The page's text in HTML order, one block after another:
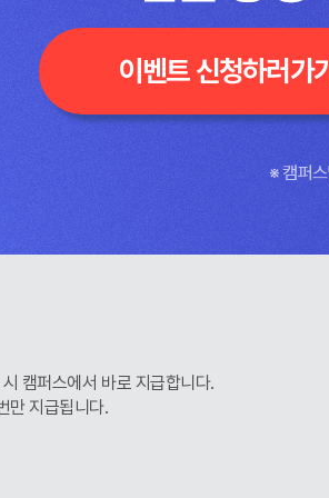
이벤트 신청하러가기
캠퍼스에서 바로 지급합니다.
만 지급됩니다.